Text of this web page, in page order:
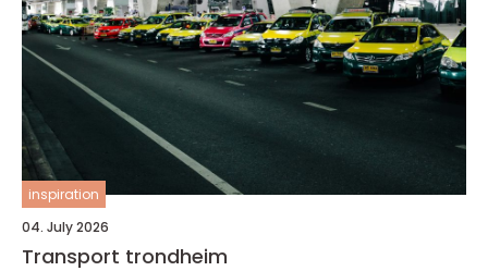
inspiration
04. July 2026
Transport trondheim